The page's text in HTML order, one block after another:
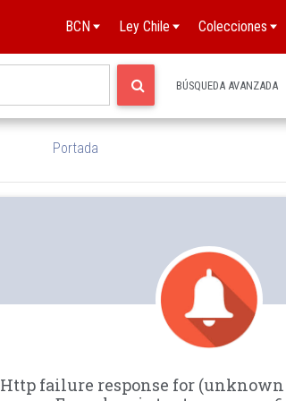
BCN Ley Chile Colecciones
BÚSQUEDA AVANZADA
Portada
Http failure response for